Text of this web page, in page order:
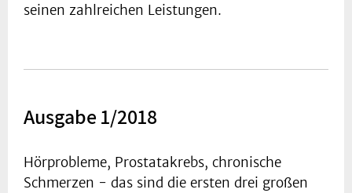
seinen zahlreichen Leistungen.
Ausgabe 1/2018
Hörprobleme, Prostatakrebs, chronische
Schmerzen - das sind die ersten drei großen